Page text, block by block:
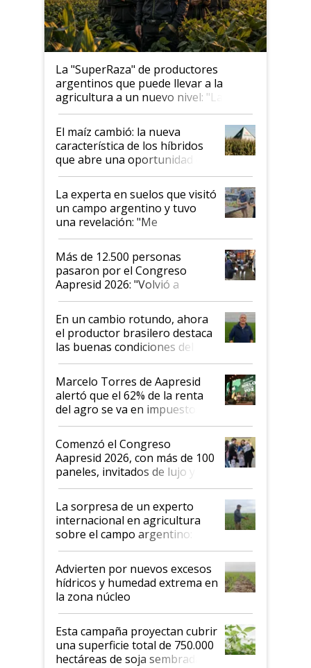
La "SuperRaza" de productores
argentinos que puede llevar a la
agricultura a un nuevo nivel: "Las
posibilidades de crecimiento son
infinitas"
El maíz cambió: la nueva
característica de los híbridos
que abre una oportunidad en
el lote
La experta en suelos que visitó
un campo argentino y tuvo
una revelación: "Me
impresionó mucho"
Más de 12.500 personas
pasaron por el Congreso
Aapresid 2026: "Volvió a
demostrar que hablar del
suelo es hablar de todo el
sistema productivo"
En un cambio rotundo, ahora
el productor brasilero destaca
las buenas condiciones del
agro argentino para invertir:
"Los veo más motivados"
Marcelo Torres de Aapresid
alertó que el 62% de la renta
del agro se va en impuestos:
"No es bueno que en
Argentina se sigan discutiendo
las mismas cosas de hace 50
años"
Comenzó el Congreso
Aapresid 2026, con más de 100
paneles, invitados de lujo y
todas las tendencias
La sorpresa de un experto
internacional en agricultura
sobre el campo argentino:
"Estoy muy impresionado"
Advierten por nuevos excesos
hídricos y humedad extrema en
la zona núcleo
Esta campaña proyectan cubrir
una superficie total de 750.000
hectáreas de soja sembradas